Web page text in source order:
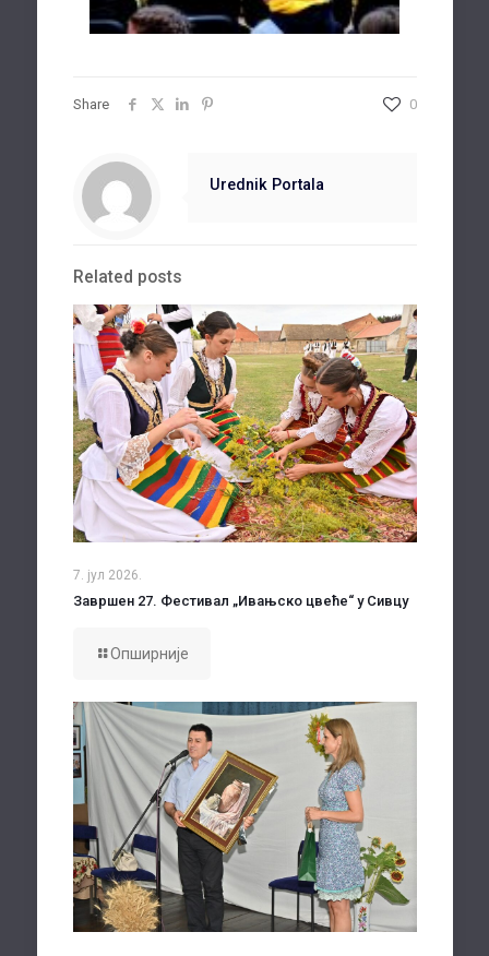
Share 0
Urednik Portala
Related posts
7. јул 2026.
Завршен 27. Фестивал „Ивањско цвеће“ у Сивцу
Опширније